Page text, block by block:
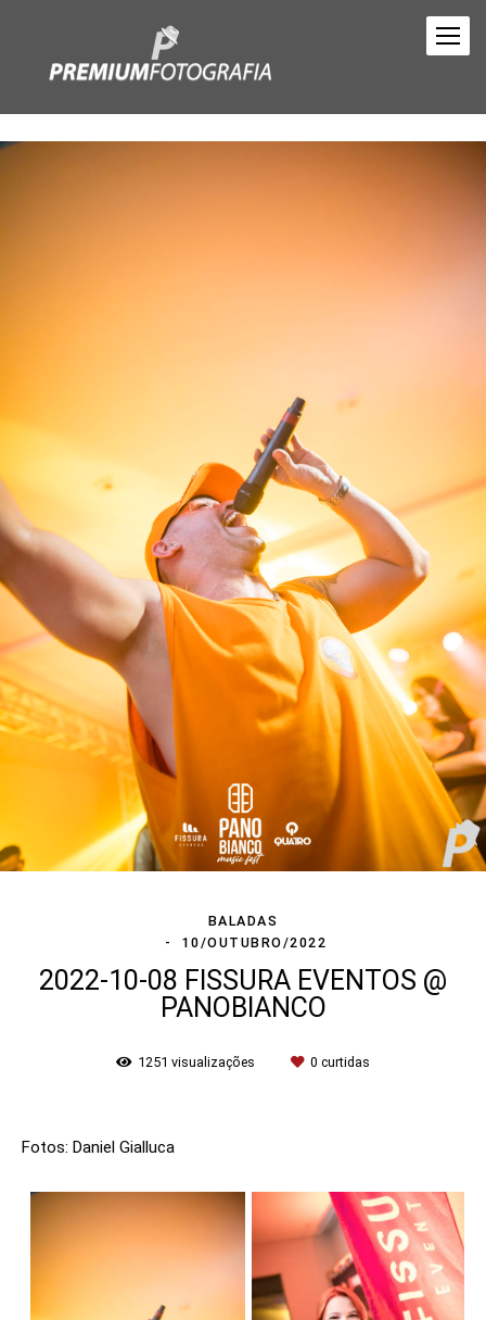
BALADAS
10/OUTUBRO/2022
2022-10-08 FISSURA EVENTOS @
PANOBIANCO
1251 visualizações 0 curtidas
Fotos: Daniel Gialluca